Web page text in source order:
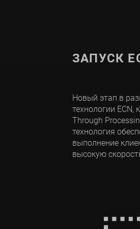
ЗАПУСК
Новый этап в
технологии
Through
технология
выполнение
высокую